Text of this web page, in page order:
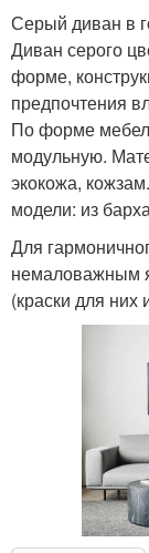
Серый диван в
Диван серого
форме,
предпочтения
По форме
модульную.
экокожа,
модели: из
Для
немаловажным
(краски для них